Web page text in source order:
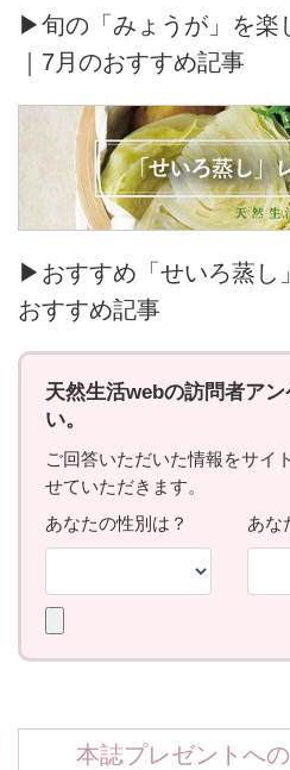
▶旬の「みょうが」を楽
｜7月のおすすめ記事
▶おすすめ「せいろ蒸し
おすすめ記事
本誌プレゼントへ